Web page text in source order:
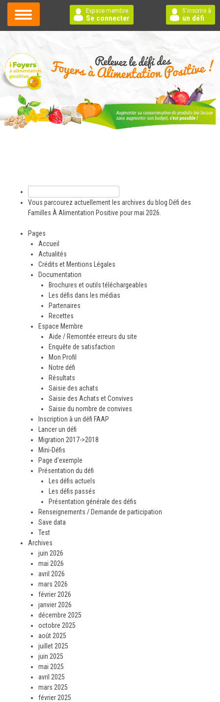
Espace membre
Se connecter
S'inscrire à
un défi
Vous parcourez actuellement les archives du blog Défi des
Familles À Alimentation Positive pour mai 2026.
Pages
Accueil
Actualités
Crédits et Mentions Légales
Documentation
Brochures et outils téléchargeables
Les défis dans les médias
Partenaires
Recettes
Espace Membre
Aide / Remontée erreurs du site
Enquête de satisfaction
Mon Profil
Notre défi
Résultats
Saisie des achats
Saisie des Achats et Convives
Saisie du nombre de convives
Inscription à un défi FAAP
Lancer un défi
Migration 2017->2018
Mini-Défis
Page d’exemple
Présentation du défi
Les défis actuels
Les défis passés
Présentation générale des défis
Renseignements / Demande de participation
Save data
Test
Archives
juin 2026
mai 2026
avril 2026
mars 2026
février 2026
janvier 2026
décembre 2025
octobre 2025
août 2025
juillet 2025
juin 2025
mai 2025
avril 2025
mars 2025
février 2025